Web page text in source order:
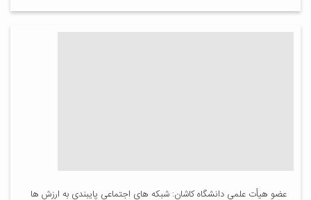
عضو هیأت علمی دانشگاه کاشان: شبکه های اجتماعی پایبندی به ارزش ها